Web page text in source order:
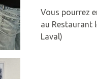
Vous pourrez
au Restaurant
Laval)